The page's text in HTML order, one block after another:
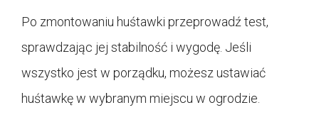
Po zmontowaniu huśtawki przeprowadź test,
sprawdzając jej stabilność i wygodę. Jeśli
wszystko jest w porządku, możesz ustawiać
huśtawkę w wybranym miejscu w ogrodzie.